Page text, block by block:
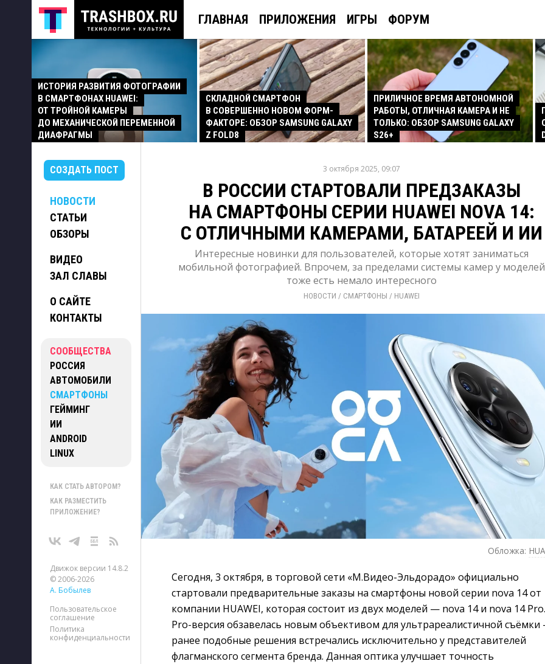
ГЛАВНАЯ ПРИЛОЖЕНИЯ ИГРЫ ФОРУМ
ИСТОРИЯ РАЗВИТИЯ ФОТОГРАФИИ
В СМАРТФОНАХ HUAWEI:
ОТ ТРОЙНОЙ КАМЕРЫ
ДО МЕХАНИЧЕСКОЙ ПЕРЕМЕННОЙ
ДИАФРАГМЫ
СКЛАДНОЙ СМАРТФОН
В СОВЕРШЕННО НОВОМ ФОРМ-
ФАКТОРЕ: ОБЗОР SAMSUNG GALAXY
Z FOLD8
ПРИЛИЧНОЕ ВРЕМЯ АВТОНОМНОЙ
РАБОТЫ, ОТЛИЧНАЯ КАМЕРА И НЕ
ТОЛЬКО: ОБЗОР SAMSUNG GALAXY
S26+
СОЗДАТЬ ПОСТ
НОВОСТИ
СТАТЬИ
ОБЗОРЫ
ВИДЕО
ЗАЛ СЛАВЫ
О САЙТЕ
КОНТАКТЫ
СООБЩЕСТВА
РОССИЯ
АВТОМОБИЛИ
СМАРТФОНЫ
ГЕЙМИНГ
ИИ
ANDROID
LINUX
КАК СТАТЬ АВТОРОМ?
КАК РАЗМЕСТИТЬ
ПРИЛОЖЕНИЕ?
Движок версии 14.8.2
© 2006-2026
А. Бобылев
Пользовательское
соглашение
Политика
конфиденциальности
3 октября 2025, 09:07
В РОССИИ СТАРТОВАЛИ ПРЕДЗАКАЗЫ
НА СМАРТФОНЫ СЕРИИ HUAWEI NOVA 14:
С ОТЛИЧНЫМИ КАМЕРАМИ, БАТАРЕЕЙ И ИИ
Интересные новинки для пользователей, которые хотят заниматься
мобильной фотографией. Впрочем, за пределами системы камер у моделей
тоже есть немало интересного
НОВОСТИ / СМАРТФОНЫ / HUAWEI
Обложка:
Сегодня, 3 октября, в торговой сети «М.Видео-Эльдорадо» официально
стартовали предварительные заказы на смартфоны новой серии nova 14 от
компании HUAWEI, которая состоит из двух моделей — nova 14 и nova 14 Pro.
Pro-версия обзавелась новым объективом для ультрареалистичной
ранее подобные решения встречались исключительно у представителей
флагманского сегмента бренда. Данная оптика улучшает точность